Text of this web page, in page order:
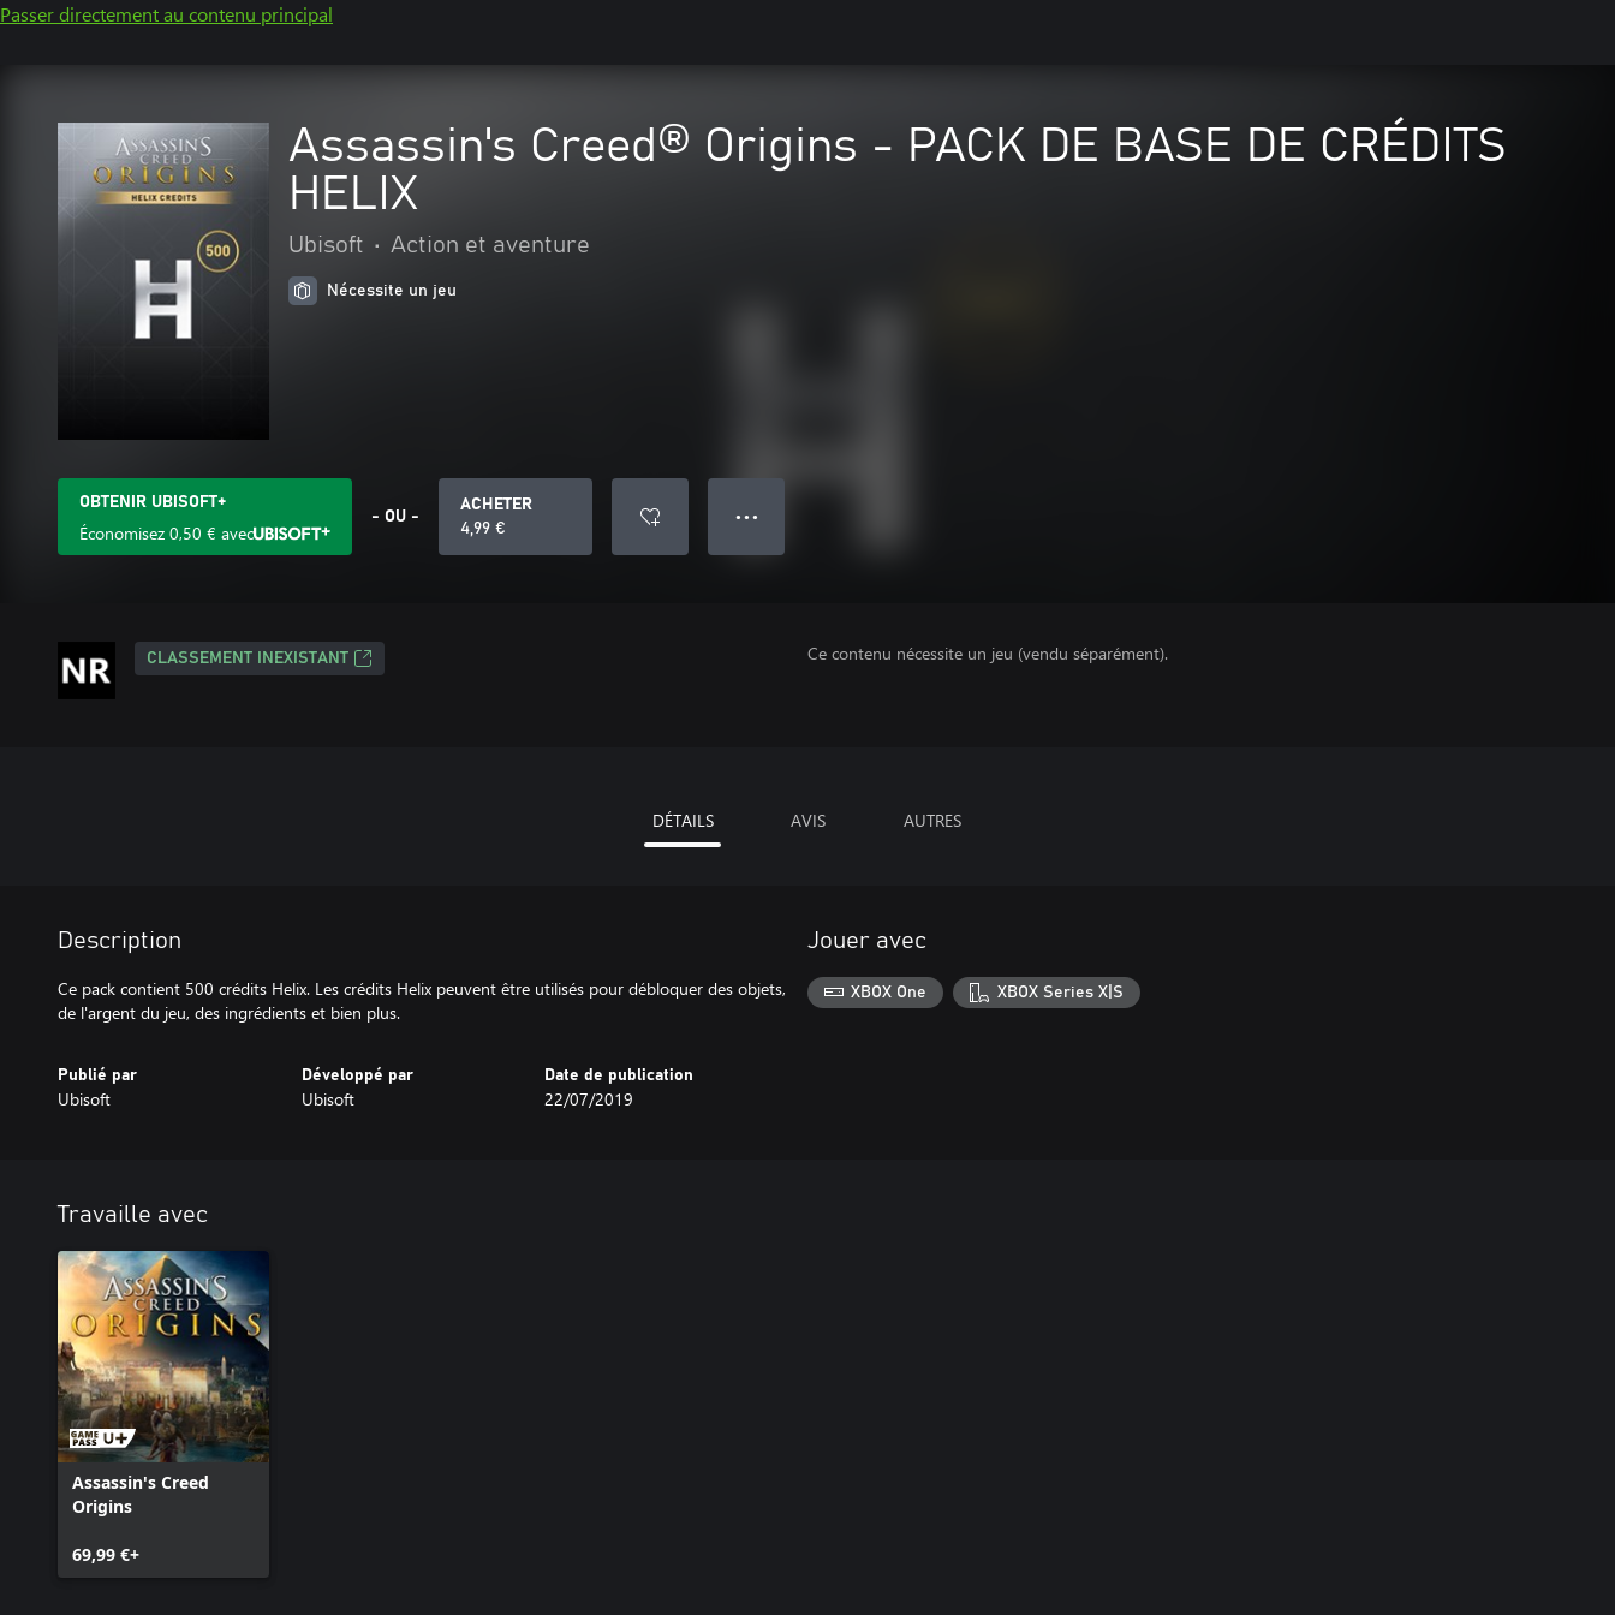
Passer directement au contenu principal
Assassin's Creed® Origins - PACK DE BASE DE CRÉDITS
HELIX
Ubisoft • Action et aventure
Nécessite un jeu
OBTENIR UBISOFT+
Économisez 0,50 € avec
- OU -
ACHETER
4,99 €
● ● ●
CLASSEMENT INEXISTANT Ce contenu nécessite un jeu (vendu séparément).
DÉTAILS AVIS AUTRES
Description
Ce pack contient 500 crédits Helix. Les crédits Helix peuvent être utilisés pour débloquer des objets,
de l'argent du jeu, des ingrédients et bien plus.
Publié par
Ubisoft
Développé par
Ubisoft
Date de publication
22/07/2019
Jouer avec
XBOX One XBOX Series X|S
Travaille avec
Assassin's Creed
Origins
69,99 €+